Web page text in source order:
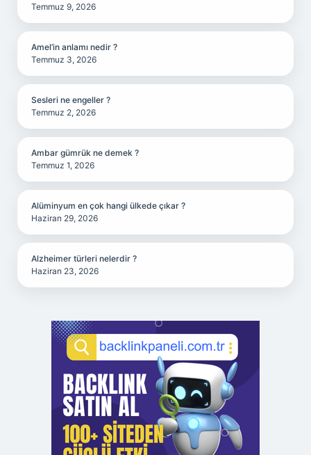
Temmuz 9, 2026
Amel’in anlamı nedir ?
Temmuz 3, 2026
Sesleri ne engeller ?
Temmuz 2, 2026
Ambar gümrük ne demek ?
Temmuz 1, 2026
Alüminyum en çok hangi ülkede çıkar ?
Haziran 29, 2026
Alzheimer türleri nelerdir ?
Haziran 23, 2026